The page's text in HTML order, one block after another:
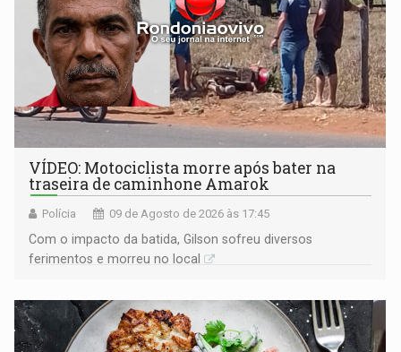
VÍDEO: Motociclista morre após bater na
traseira de caminhone Amarok
Polícia 09 de Agosto de 2026 às 17:45
​Com o impacto da batida, Gilson sofreu diversos
ferimentos e morreu no local